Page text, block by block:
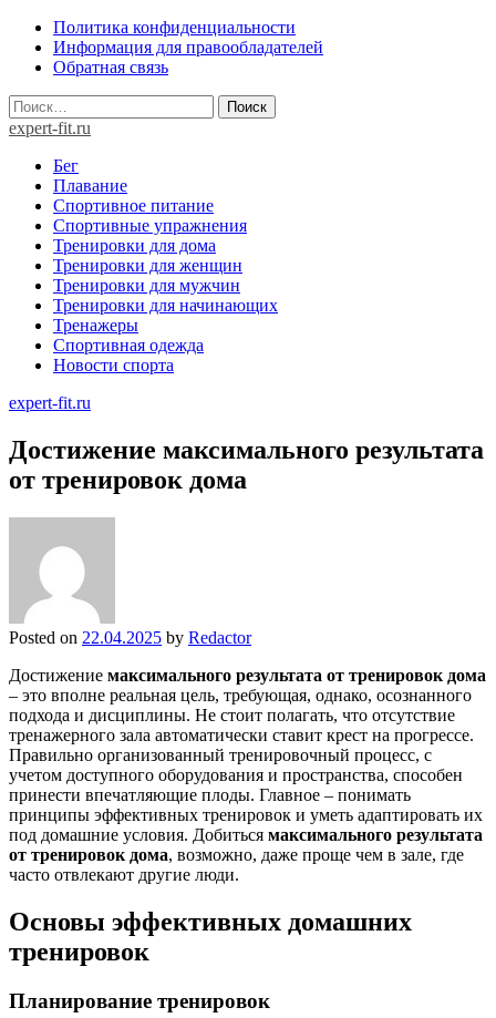
Skip
content
Политика конфиденциальности
Информация для правообладателей
Обратная связь
Найти:
expert-fit.ru
Бег
Плавание
Спортивное питание
Спортивные упражнения
Тренировки для дома
Тренировки для женщин
Тренировки для мужчин
Тренировки для начинающих
Тренажеры
Спортивная одежда
Новости спорта
expert-fit.ru
Достижение максимального результата
от тренировок дома
Posted on 22.04.2025 by Redactor
Достижение максимального результата от тренировок дома
– это вполне реальная цель, требующая, однако, осознанного
подхода и дисциплины. Не стоит полагать, что отсутствие
тренажерного зала автоматически ставит крест на прогрессе.
Правильно организованный тренировочный процесс, с
учетом доступного оборудования и пространства, способен
принести впечатляющие плоды. Главное – понимать
принципы эффективных тренировок и уметь адаптировать их
под домашние условия. Добиться максимального результата
от тренировок дома, возможно, даже проще чем в зале, где
часто отвлекают другие люди.
Основы эффективных домашних
тренировок
Планирование тренировок